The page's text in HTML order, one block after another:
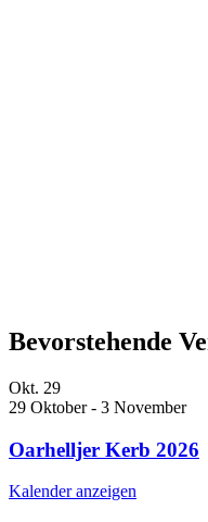
Bevorstehende
Okt. 29
29 Oktober- 3 November
Oarhelljer Kerb 2026
Kalender anzeigen